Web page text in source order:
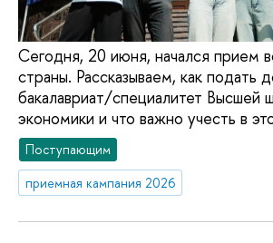
Сегодня, 20 июня, начался прием
страны. Рассказываем, как подать
бакалавриат/специалитет Высшей
экономики и что важно учесть в
Поступающим
приемная кампания 2026